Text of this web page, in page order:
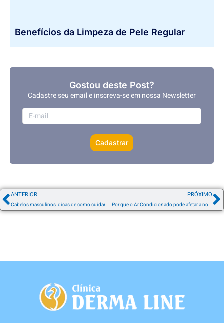
Benefícios da Limpeza de Pele Regular
Gostou deste Post?
Cadastre seu email e inscreva-se em nossa Newsletter
Cadastrar
ANTERIOR
Cabelos masculinos: dicas de como cuidar
PRÓXIMO
Por que o Ar Condicionado pode afetar a nossa Pele?